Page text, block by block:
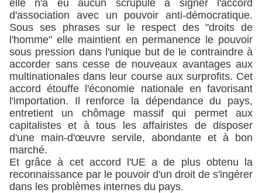
elle n'a eu aucun scrupule à signer l'accord
d'association avec un pouvoir anti-démocratique.
Sous ses phrases sur le respect des "droits de
l'homme" elle maintient en permanence le pouvoir
sous pression dans l'unique but de le contraindre à
accorder sans cesse de nouveaux avantages aux
multinationales dans leur course aux surprofits. Cet
accord étouffe l'économie nationale en favorisant
l'importation. Il renforce la dépendance du pays,
entretient un chômage massif qui permet aux
capitalistes et à tous les affairistes de disposer
d'une main-d'œuvre servile, abondante et à bon
marché.
Et grâce à cet accord l'UE a de plus obtenu la
reconnaissance par le pouvoir d'un droit de s'ingérer
dans les problèmes internes du pays.